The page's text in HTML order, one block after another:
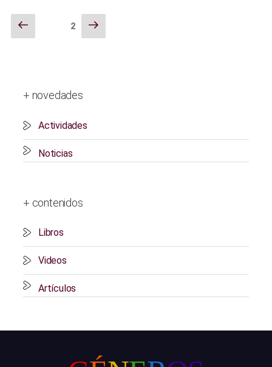
la
película
Navegación
entradas
Página
anterior
Página2
Siguiente
página
+ novedades
Actividades
Noticias
+ contenidos
Libros
Videos
Artículos